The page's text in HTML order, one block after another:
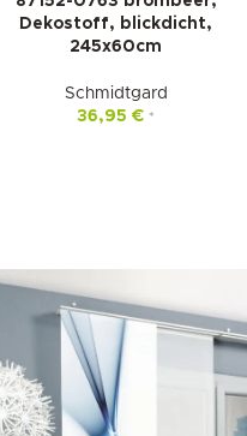
Dekostoff, blickdicht,
245x60cm
Schmidtgard
36,95 € *